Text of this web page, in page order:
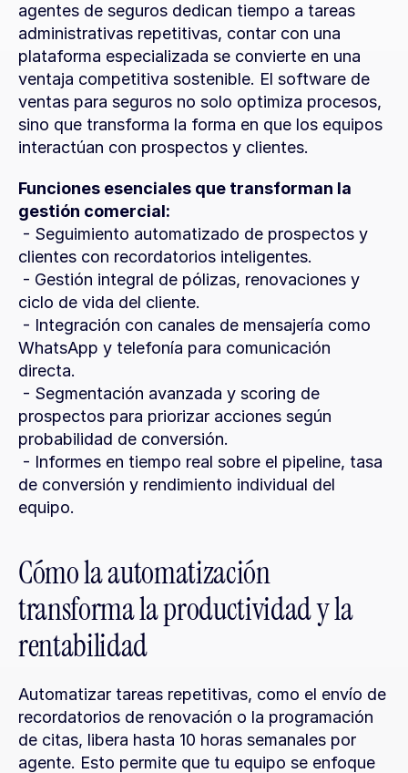
agentes de seguros dedican tiempo a tareas
administrativas repetitivas, contar con una
plataforma especializada se convierte en una
ventaja competitiva sostenible. El software de
ventas para seguros no solo optimiza procesos,
sino que transforma la forma en que los equipos
interactúan con prospectos y clientes.
Funciones esenciales que transforman la
gestión comercial:
clientes con recordatorios inteligentes.
ciclo de vida del cliente.
WhatsApp y telefonía para comunicación
directa.
prospectos para priorizar acciones según
probabilidad de conversión.
de conversión y rendimiento individual del
equipo.
Cómo la automatización
transforma la productividad y la
rentabilidad
Automatizar tareas repetitivas, como el envío de
recordatorios de renovación o la programación
de citas, libera hasta 10 horas semanales por
agente. Esto permite que tu equipo se enfoque